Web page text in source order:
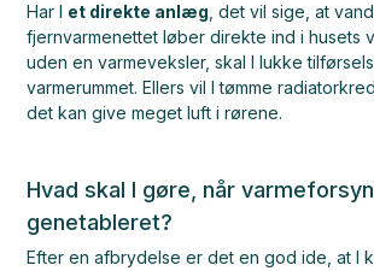
Har I et direkte anlæg , det vil sige, at
fjernvarmenettet løber direkte ind i husets
uden en varmeveksler, skal I lukke
varmerummet. Ellers vil I tømme
det kan give meget luft i rørene.
Hvad skal I gøre, når
genetableret?
Efter en afbrydelse er det en god ide, at I